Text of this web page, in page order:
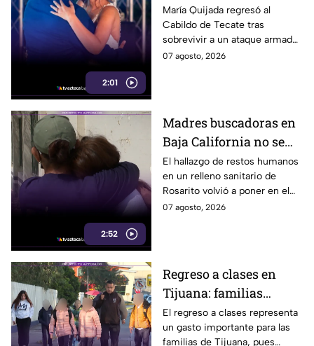
2:01
regidora de Tecate
vuelve al Cabildo tras
sobrevivir a un ataque
armado
María Quijada regresó al
Cabildo de Tecate tras
sobrevivir a un ataque armado
en el que murió su esposo y
07 agosto, 2026
2:52
Madres buscadoras en
Baja California no se
detienen: hallazgo de
restos humanos
reaviva la
preocupación
El hallazgo de restos humanos
en un relleno sanitario de
Rosarito volvió a poner en el
centro la labor de las madres
07 agosto, 2026
Regreso a clases en
Tijuana: familias
podrían gastar hasta 5
mil pesos en uniformes
El regreso a clases representa
un gasto importante para las
familias de Tijuana, pues